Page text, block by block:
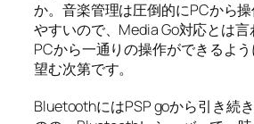
か。音楽管理は圧倒的にPCから
やすいので、Media Go対応とは言
PCから一通りの操作ができるよ
望む次第です。
BluetoothにはPSP goから引き続